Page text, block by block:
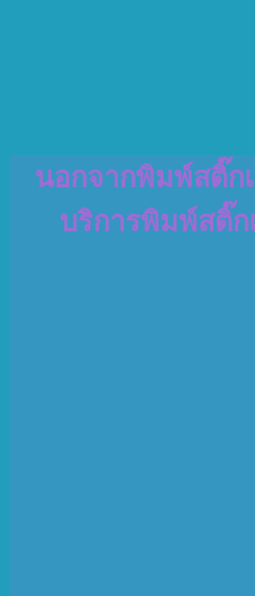
นอกจากพิมพ์สติ๊ก
บริการพิมพ์สติ๊ก